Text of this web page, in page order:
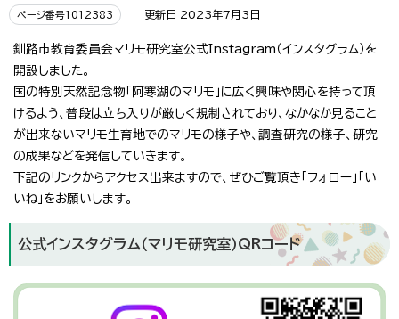
ページ番号1012383 更新日 2023年7月3日
釧路市教育委員会マリモ研究室公式Instagram（インスタグラム）を
開設しました。
国の特別天然記念物「阿寒湖のマリモ」に広く興味や関心を持って頂
けるよう、普段は立ち入りが厳しく規制されており、なかなか見ること
が出来ないマリモ生育地でのマリモの様子や、調査研究の様子、研究
の成果などを発信していきます。
下記のリンクからアクセス出来ますので、ぜひご覧頂き「フォロー」「い
いね」をお願いします。
公式インスタグラム（マリモ研究室）QRコード